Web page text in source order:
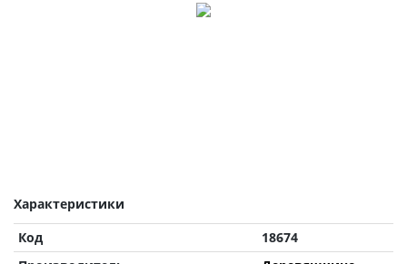
Характеристики
Код
18674